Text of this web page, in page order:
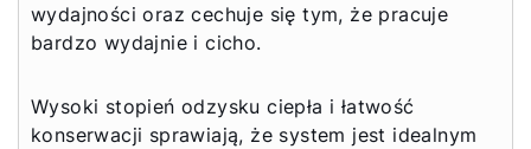
wydajności oraz cechuje się tym, że pracuje
bardzo wydajnie i cicho.
Wysoki stopień odzysku ciepła i łatwość
konserwacji sprawiają, że system jest idealnym